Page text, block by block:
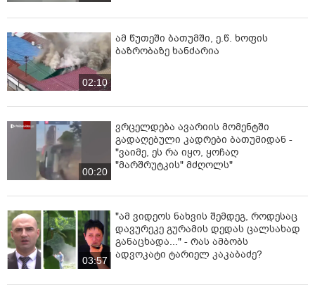
02:10
ამ წუთეში ბათუმში, ე.წ. ხოფის
ბაზრობაზე ხანძარია
00:20
ვრცელდება ავარიის მომენტში
გადაღებული კადრები ბათუმიდან -
"ვაიმე, ეს რა იყო, ყოჩაღ
"მარშრუტკის" მძღოლს"
03:57
"ამ ვიდეოს ნახვის შემდეგ, როდესაც
დავურეკე გურამის დედას ცალსახად
განაცხადა..." - რას ამბობს
ადვოკატი ტარიელ კაკაბაძე?